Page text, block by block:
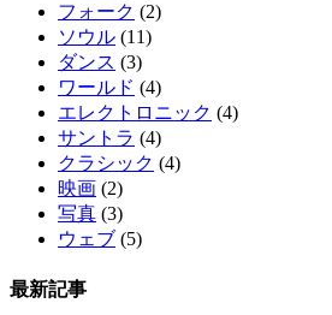
フォーク (2)
ソウル (11)
ダンス (3)
ワールド (4)
エレクトロニック (4)
サントラ (4)
クラシック (4)
映画 (2)
写真 (3)
ウェブ (5)
最新記事